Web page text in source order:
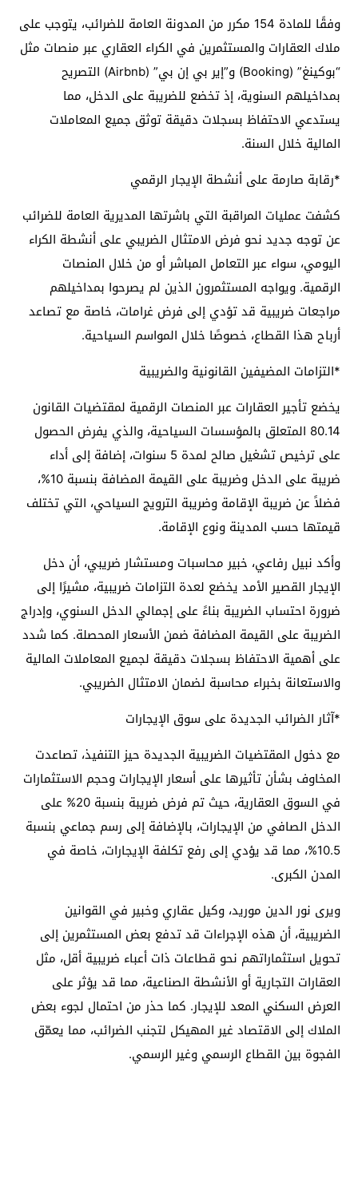
وفقًا للمادة 154 مكرر من المدونة العامة للضرائب، يتوجب على
ملاك العقارات والمستثمرين في الكراء العقاري عبر منصات مثل
“بوكينغ” (Booking) و”إير بي إن بي” (Airbnb) التصريح
بمداخيلهم السنوية، إذ تخضع للضريبة على الدخل، مما
يستدعي الاحتفاظ بسجلات دقيقة توثق جميع المعاملات
المالية خلال السنة.
*رقابة صارمة على أنشطة الإيجار الرقمي
كشفت عمليات المراقبة التي باشرتها المديرية العامة للضرائب
عن توجه جديد نحو فرض الامتثال الضريبي على أنشطة الكراء
اليومي، سواء عبر التعامل المباشر أو من خلال المنصات
الرقمية. ويواجه المستثمرون الذين لم يصرحوا بمداخيلهم
مراجعات ضريبية قد تؤدي إلى فرض غرامات، خاصة مع تصاعد
أرباح هذا القطاع، خصوصًا خلال المواسم السياحية.
*التزامات المضيفين القانونية والضريبية
يخضع تأجير العقارات عبر المنصات الرقمية لمقتضيات القانون
80.14 المتعلق بالمؤسسات السياحية، والذي يفرض الحصول
على ترخيص تشغيل صالح لمدة 5 سنوات، إضافة إلى أداء
ضريبة على الدخل وضريبة على القيمة المضافة بنسبة 10%،
فضلاً عن ضريبة الإقامة وضريبة الترويج السياحي، التي تختلف
قيمتها حسب المدينة ونوع الإقامة.
وأكد نبيل رفاعي، خبير محاسبات ومستشار ضريبي، أن دخل
الإيجار القصير الأمد يخضع لعدة التزامات ضريبية، مشيرًا إلى
ضرورة احتساب الضريبة بناءً على إجمالي الدخل السنوي، وإدراج
الضريبة على القيمة المضافة ضمن الأسعار المحصلة. كما شدد
على أهمية الاحتفاظ بسجلات دقيقة لجميع المعاملات المالية
والاستعانة بخبراء محاسبة لضمان الامتثال الضريبي.
*آثار الضرائب الجديدة على سوق الإيجارات
مع دخول المقتضيات الضريبية الجديدة حيز التنفيذ، تصاعدت
المخاوف بشأن تأثيرها على أسعار الإيجارات وحجم الاستثمارات
في السوق العقارية، حيث تم فرض ضريبة بنسبة 20% على
الدخل الصافي من الإيجارات، بالإضافة إلى رسم جماعي بنسبة
10.5%، مما قد يؤدي إلى رفع تكلفة الإيجارات، خاصة في
المدن الكبرى.
ويرى نور الدين موريد، وكيل عقاري وخبير في القوانين
الضريبية، أن هذه الإجراءات قد تدفع بعض المستثمرين إلى
تحويل استثماراتهم نحو قطاعات ذات أعباء ضريبية أقل، مثل
العقارات التجارية أو الأنشطة الصناعية، مما قد يؤثر على
العرض السكني المعد للإيجار. كما حذر من احتمال لجوء بعض
الملاك إلى الاقتصاد غير المهيكل لتجنب الضرائب، مما يعمّق
الفجوة بين القطاع الرسمي وغير الرسمي.